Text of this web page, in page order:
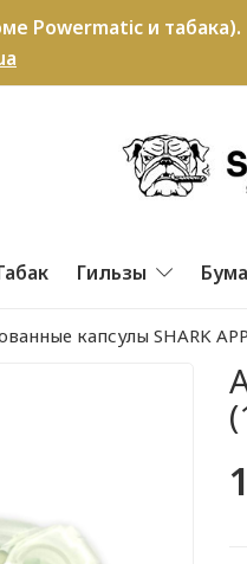
Powermatic и табака).
Гильзы
капсулы SHARK